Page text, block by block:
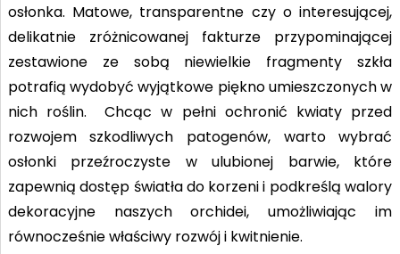
osłonka. Matowe, transparentne czy o interesującej,
delikatnie zróżnicowanej fakturze przypominającej
zestawione ze sobą niewielkie fragmenty szkła
potrafią wydobyć wyjątkowe piękno umieszczonych w
nich roślin. Chcąc w pełni ochronić kwiaty przed
rozwojem szkodliwych patogenów, warto wybrać
osłonki przeźroczyste w ulubionej barwie, które
zapewnią dostęp światła do korzeni i podkreślą walory
dekoracyjne naszych orchidei, umożliwiając im
równocześnie właściwy rozwój i kwitnienie.